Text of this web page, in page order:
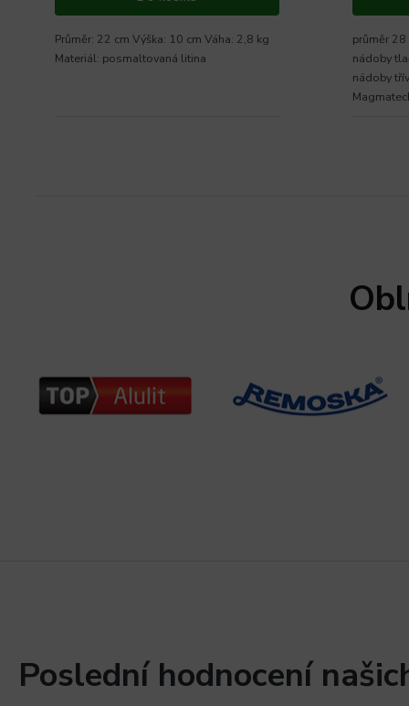
Průměr: 22 cm Výška: 10 cm Váha: 2,8 kg
Materiál: posmaltovaná litina
průměr
nádoby
nádoby
Poslední hodnocení